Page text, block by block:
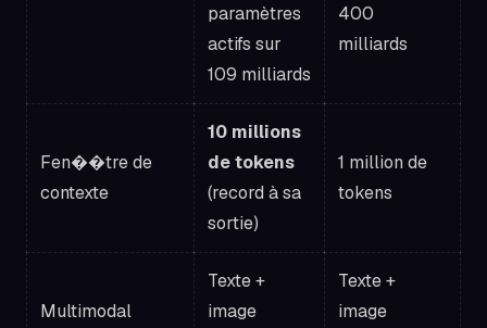
paramètres
actifs sur
109 milliards
400
milliards
Fen��tre de
contexte
10 millions
de tokens
(record à sa
sortie)
1 million de
tokens
Multimodal
Texte +
image
Texte +
image